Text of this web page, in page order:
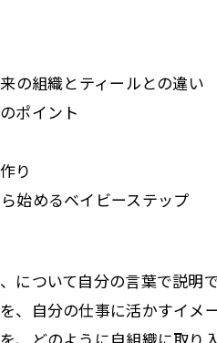
の組織とティールとの違い
ポイント
り
始めるベイビーステップ
について自分の言葉で説明
、自分の仕事に活かすイメ